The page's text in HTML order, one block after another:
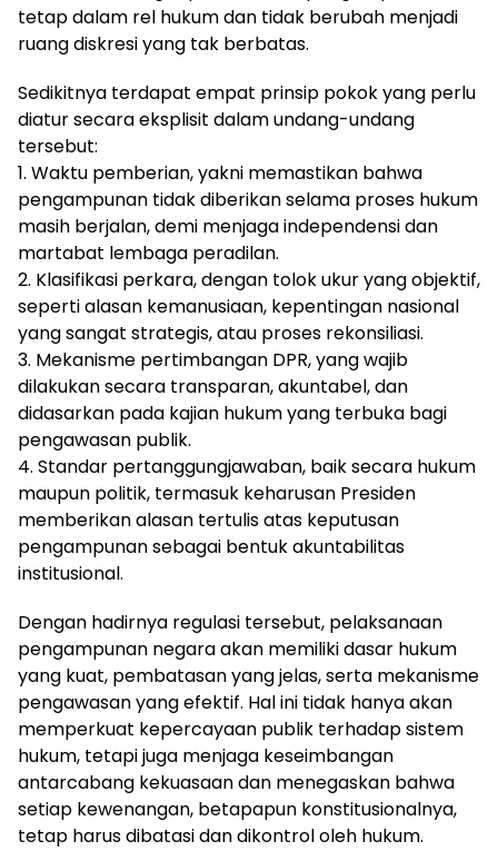
tetap dalam rel hukum dan tidak berubah menjadi
ruang diskresi yang tak berbatas.
Sedikitnya terdapat empat prinsip pokok yang perlu
diatur secara eksplisit dalam undang-undang
tersebut:
1. Waktu pemberian, yakni memastikan bahwa
pengampunan tidak diberikan selama proses hukum
masih berjalan, demi menjaga independensi dan
martabat lembaga peradilan.
2. Klasifikasi perkara, dengan tolok ukur yang objektif,
seperti alasan kemanusiaan, kepentingan nasional
yang sangat strategis, atau proses rekonsiliasi.
3. Mekanisme pertimbangan DPR, yang wajib
dilakukan secara transparan, akuntabel, dan
didasarkan pada kajian hukum yang terbuka bagi
pengawasan publik.
4. Standar pertanggungjawaban, baik secara hukum
maupun politik, termasuk keharusan Presiden
memberikan alasan tertulis atas keputusan
pengampunan sebagai bentuk akuntabilitas
institusional.
Dengan hadirnya regulasi tersebut, pelaksanaan
pengampunan negara akan memiliki dasar hukum
yang kuat, pembatasan yang jelas, serta mekanisme
pengawasan yang efektif. Hal ini tidak hanya akan
memperkuat kepercayaan publik terhadap sistem
hukum, tetapi juga menjaga keseimbangan
antarcabang kekuasaan dan menegaskan bahwa
setiap kewenangan, betapapun konstitusionalnya,
tetap harus dibatasi dan dikontrol oleh hukum.